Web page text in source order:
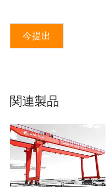
今提出
関連製品